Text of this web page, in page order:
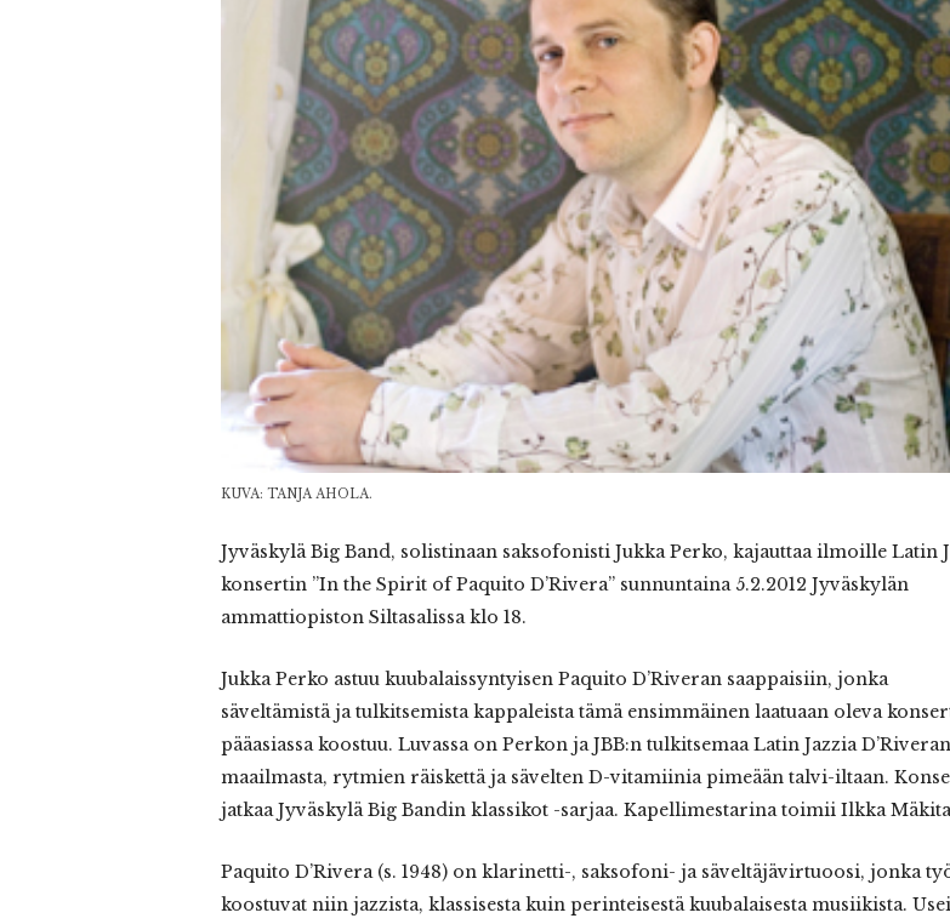
KUVA: TANJA AHOLA.
JyväskyläBig Band, solistinaan saksofonisti Jukka Perko, kajauttaa ilmoille Latin
konsertin ”In the Spirit of Paquito D’Rivera” sunnuntaina 5.2.2012 Jyväskylän
ammattiopiston Siltasalissa klo 18.
Jukka Perko astuu kuubalaissyntyisen Paquito D’Riveran saappaisiin, jonka
säveltämistä ja tulkitsemista kappaleista tämä ensimmäinen laatuaan oleva
pääasiassa koostuu. Luvassa on Perkon ja JBB:n tulkitsemaa Latin Jazzia D’Riveran
maailmasta, rytmien räiskettä ja sävelten D-vitamiinia pimeään talvi-iltaan.
jatkaa Jyväskylä Big Bandin klassikot -sarjaa. Kapellimestarina toimii Ilkka
Paquito D’Rivera (s. 1948) on klarinetti-, saksofoni- ja säveltäjävirtuoosi, jonka
koostuvat niin jazzista, klassisesta kuin perinteisestä kuubalaisesta musiikista.